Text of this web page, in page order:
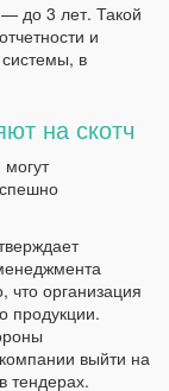
до 3 лет. Такой
и
системы, в
на скотч
что организация
продукции.
выйти на
тендерах.